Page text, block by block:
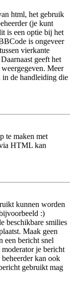
html, het gebruik
(je kunt
is een optie bij het
is ongeveer
vierkante
geeft het
Meer
de handleiding die
te maken met
HTML kan
kunnen worden
:)
beschikbare smilies
Maak geen
een bericht snel
moderator je bericht
kan ook
gebruikt mag